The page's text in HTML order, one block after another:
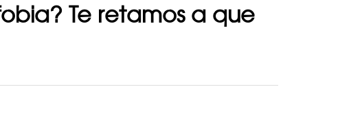
Te retamos a que